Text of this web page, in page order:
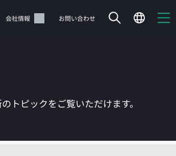
会社情報 お問い合わせ
トピックをご覧いただけます。